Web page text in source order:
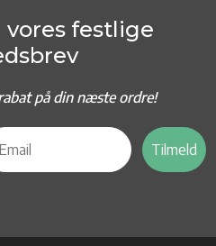
festlige
på din næste ordre!
Tilmeld